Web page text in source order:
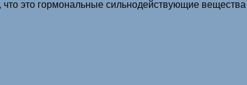
это гормональные сильнодействующие